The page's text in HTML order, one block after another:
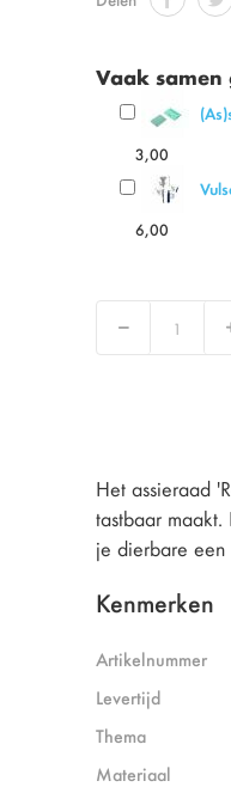
Vaak samen
3,00
6,00
Decrease
Het assieraad
tastbaar
je dierbare
Kenmerken
Artikelnummer
Levertijd
Thema
Materiaal